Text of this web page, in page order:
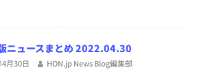
ニュースまとめ 2022.04.30
4月30日 HON.jp News Blog編集部